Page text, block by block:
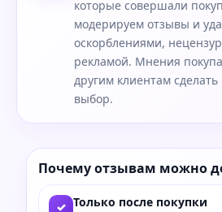
которые совершали
модерируем отзывы и
оскорблениями,
рекламой. Мнения
другим клиентам
выбор.
Почему отзывам можно
✓ Только после покупки